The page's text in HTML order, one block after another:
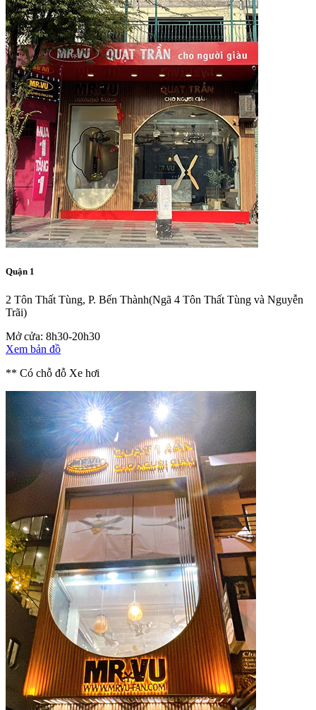
Quận 1
2 Tôn Thất Tùng, P. Bến Thành(Ngã 4 Tôn Thất Tùng và Nguyễn
Trãi)
Mở cửa: 8h30-20h30
Xem bản đồ
** Có chỗ đỗ Xe hơi